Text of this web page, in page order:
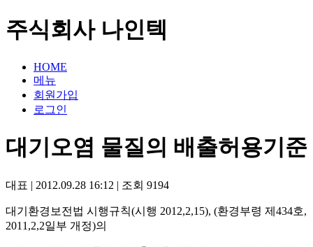
주식회사 나인텍
HOME
메뉴
회원가입
로그인
대기오염 물질의 배출허용기준
대표 | 2012.09.28 16:12 | 조회 9194
대기환경보전법 시행규칙(시행 2012,2,15), (환경부령 제434호,
2011,2,2일부 개정)의